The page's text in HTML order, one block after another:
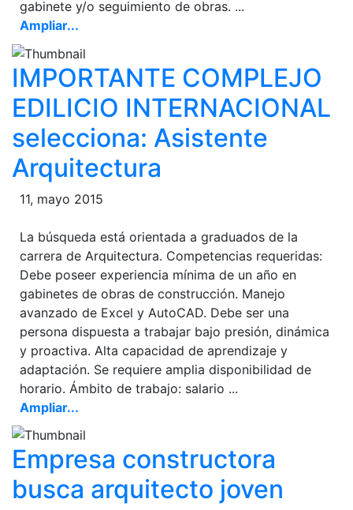
gabinete y/o seguimiento de obras. ...
Ampliar...
IMPORTANTE COMPLEJO
EDILICIO INTERNACIONAL
selecciona: Asistente
Arquitectura
11, mayo 2015
La búsqueda está orientada a graduados de la
carrera de Arquitectura. Competencias requeridas:
Debe poseer experiencia mínima de un año en
gabinetes de obras de construcción. Manejo
avanzado de Excel y AutoCAD. Debe ser una
persona dispuesta a trabajar bajo presión, dinámica
y proactiva. Alta capacidad de aprendizaje y
adaptación. Se requiere amplia disponibilidad de
horario. Ámbito de trabajo: salario ...
Ampliar...
Empresa constructora
busca arquitecto joven